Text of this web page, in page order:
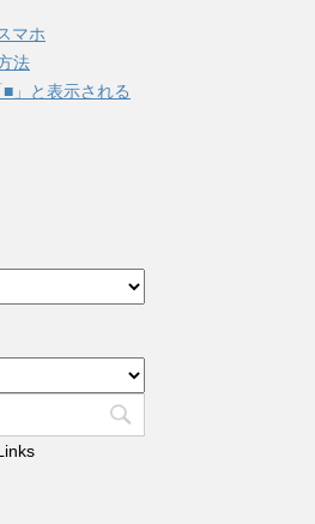
マホ
法
」と表示される